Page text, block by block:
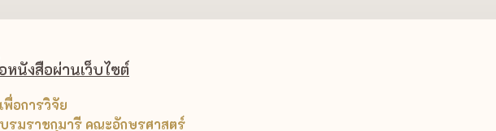
หนังสือผ่านเว็บไซต์
อการวิจัย
รมราชกุมารี คณะอักษรศาสตร์